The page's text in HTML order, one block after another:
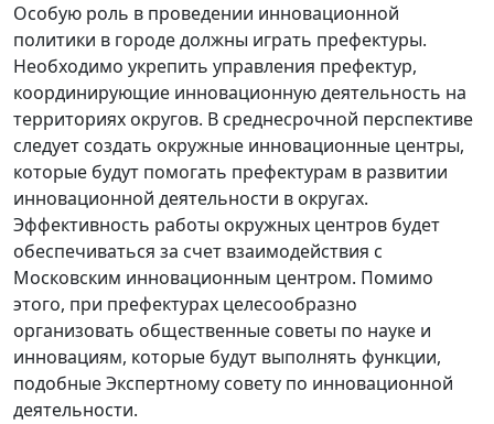
Особую роль в проведении инновационной
политики в городе должны играть префектуры.
Необходимо укрепить управления префектур,
координирующие инновационную деятельность на
территориях округов. В среднесрочной перспективе
следует создать окружные инновационные центры,
которые будут помогать префектурам в развитии
инновационной деятельности в округах.
Эффективность работы окружных центров будет
обеспечиваться за счет взаимодействия с
Московским инновационным центром. Помимо
этого, при префектурах целесообразно
организовать общественные советы по науке и
инновациям, которые будут выполнять функции,
подобные Экспертному совету по инновационной
деятельности.